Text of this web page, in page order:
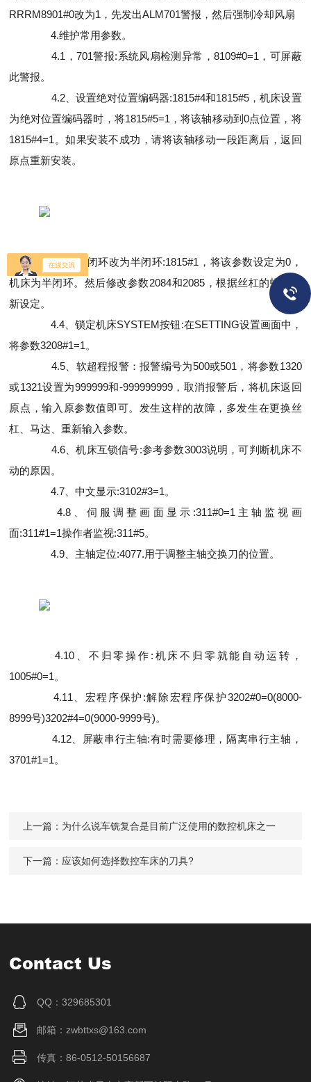
RRRM8901#0改为1，先发出ALM701警报，然后强制冷却风扇
4.维护常用参数。
4.1，701警报:系统风扇检测异常，8109#0=1，可屏蔽
此警报。
4.2、设置绝对位置编码器:1815#4和1815#5，机床设置
为绝对位置编码器时，将1815#5=1，将该轴移动到0点位置，将
1815#4=1。如果安装不成功，请将该轴移动一段距离后，返回
原点重新安装。
4.3、全闭环改为半闭环:1815#1，将该参数设定为0，
机床为半闭环。然后修改参数2084和2085，根据丝杠的螺距重
新设定。
4.4、锁定机床SYSTEM按钮:在SETTING设置画面中，
将参数3208#1=1。
4.5、软超程报警：报警编号为500或501，将参数1320
或1321设置为999999和-999999999，取消报警后，将机床返回
原点，输入原参数值即可。发生这样的故障，多发生在更换丝
杠、马达、重新输入参数。
4.6、机床互锁信号:参考参数3003说明，可判断机床不
动的原因。
4.7、中文显示:3102#3=1。
4.8、伺服调整画面显示:311#0=1主轴监视画
面:311#1=1操作者监视:311#5。
4.9、主轴定位:4077.用于调整主轴交换刀的位置。
4.10、不归零操作:机床不归零就能自动运转，
1005#0=1。
4.11、宏程序保护:解除宏程序保护3202#0=0(8000-
8999号)3202#4=0(9000-9999号)。
4.12、屏蔽串行主轴:有时需要修理，隔离串行主轴，
3701#1=1。
上一篇： 为什么说车铣复合是目前广泛使用的数控机床之一
下一篇： 应该如何选择数控车床的刀具?
Contact Us
QQ：329685301
邮箱：zwbttxs@163.com
传真：86-0512-50156687